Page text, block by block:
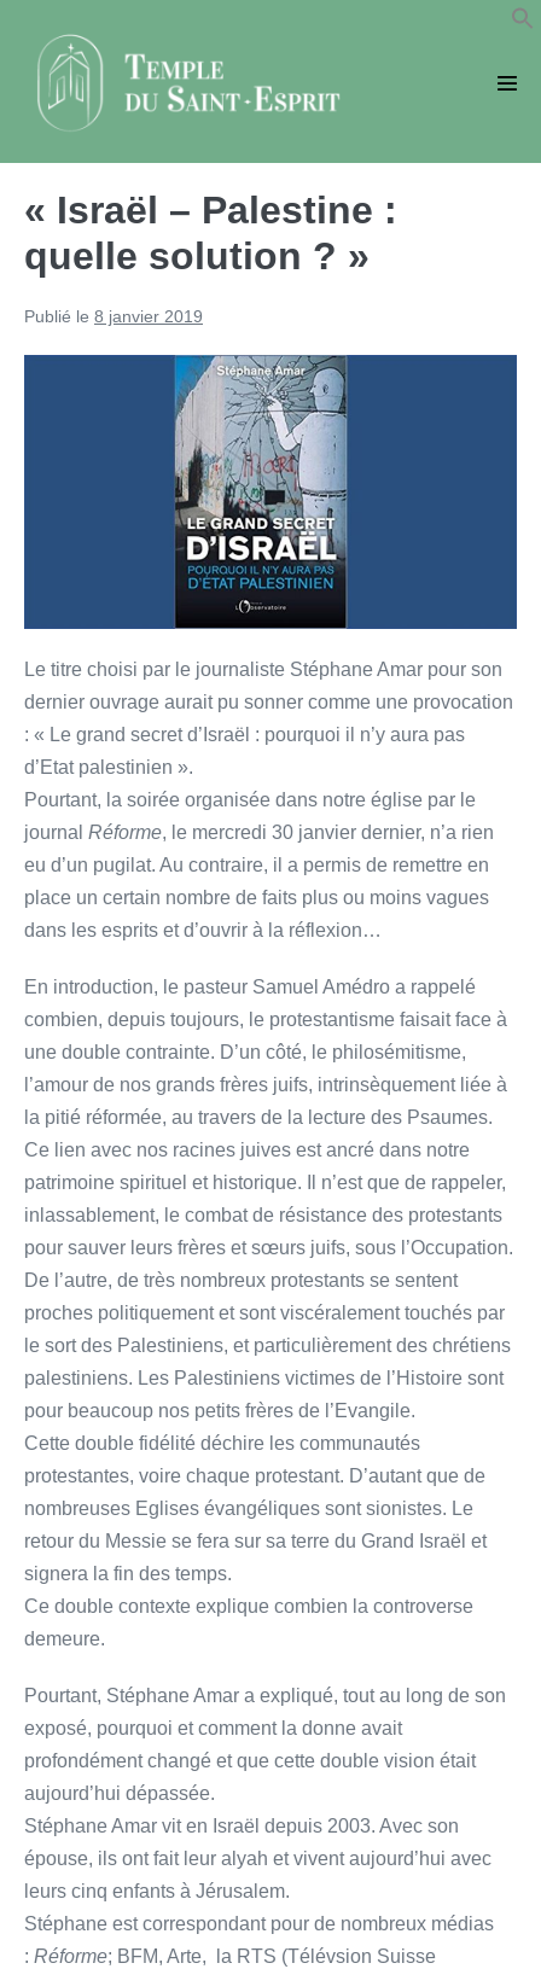
contenu
« Israël – Palestine :
quelle solution ? »
Publié le 8 janvier 2019
Le titre choisi par le journaliste Stéphane Amar pour son
dernier ouvrage aurait pu sonner comme une provocation
: « Le grand secret d’Israël : pourquoi il n’y aura pas
d’Etat palestinien ».
Pourtant, la soirée organisée dans notre église par le
journal Réforme, le mercredi 30 janvier dernier, n’a rien
eu d’un pugilat. Au contraire, il a permis de remettre en
place un certain nombre de faits plus ou moins vagues
dans les esprits et d’ouvrir à la réflexion…
En introduction, le pasteur Samuel Amédro a rappelé
combien, depuis toujours, le protestantisme faisait face à
une double contrainte. D’un côté, le philosémitisme,
l’amour de nos grands frères juifs, intrinsèquement liée à
la pitié réformée, au travers de la lecture des Psaumes.
Ce lien avec nos racines juives est ancré dans notre
patrimoine spirituel et historique. Il n’est que de rappeler,
inlassablement, le combat de résistance des protestants
pour sauver leurs frères et sœurs juifs, sous l’Occupation.
De l’autre, de très nombreux protestants se sentent
proches politiquement et sont viscéralement touchés par
le sort des Palestiniens, et particulièrement des chrétiens
palestiniens. Les Palestiniens victimes de l’Histoire sont
pour beaucoup nos petits frères de l’Evangile.
Cette double fidélité déchire les communautés
protestantes, voire chaque protestant. D’autant que de
nombreuses Eglises évangéliques sont sionistes. Le
retour du Messie se fera sur sa terre du Grand Israël et
signera la fin des temps.
Ce double contexte explique combien la controverse
demeure.
Pourtant, Stéphane Amar a expliqué, tout au long de son
exposé, pourquoi et comment la donne avait
profondément changé et que cette double vision était
aujourd’hui dépassée.
Stéphane Amar vit en Israël depuis 2003. Avec son
épouse, ils ont fait leur alyah et vivent aujourd’hui avec
leurs cinq enfants à Jérusalem.
Stéphane est correspondant pour de nombreux médias
: Réforme; BFM, Arte, la RTS (Télévsion Suisse